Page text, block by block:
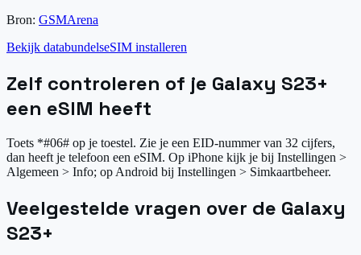
Bron: GSMArena
Bekijk databundelseSIM installeren
Zelf controleren of je Galaxy S23+
een eSIM heeft
Toets *#06# op je toestel. Zie je een EID-nummer van 32 cijfers,
dan heeft je telefoon een eSIM. Op iPhone kijk je bij Instellingen >
Algemeen > Info; op Android bij Instellingen > Simkaartbeheer.
Veelgestelde vragen over de Galaxy
S23+